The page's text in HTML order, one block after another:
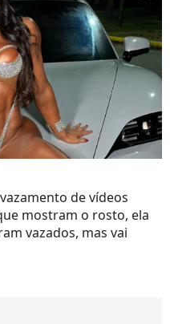
de vídeos
mostram o rosto, ela
vazados, mas vai